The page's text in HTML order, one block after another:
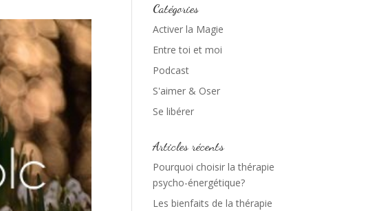
Catégories
Activer la Magie
Entre toi et moi
Podcast
S'aimer & Oser
Se libérer
Articles récents
Pourquoi choisir la thérapie
psycho-énergétique?
Les bienfaits de la thérapie